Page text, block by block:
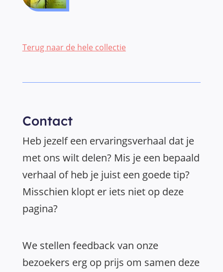
Terug naar de hele collectie
Contact
Heb jezelf een ervaringsverhaal dat je
met ons wilt delen? Mis je een bepaald
verhaal of heb je juist een goede tip?
Misschien klopt er iets niet op deze
pagina?
We stellen feedback van onze
bezoekers erg op prijs om samen deze